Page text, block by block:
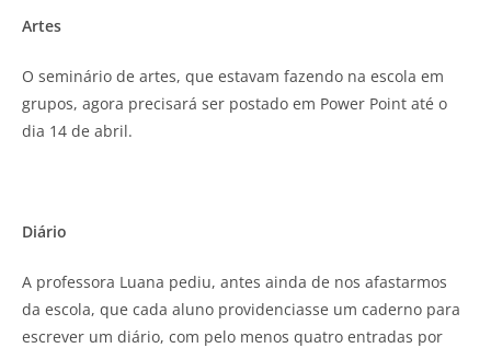
Artes
O seminário de artes, que estavam fazendo na escola em
grupos, agora precisará ser postado em Power Point até o
dia 14 de abril.
Diário
A professora Luana pediu, antes ainda de nos afastarmos
da escola, que cada aluno providenciasse um caderno para
escrever um diário, com pelo menos quatro entradas por